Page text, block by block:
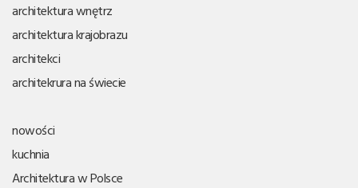
architektura wnętrz
architektura krajobrazu
architekci
architekrura na świecie
nowości
kuchnia
Architektura w Polsce